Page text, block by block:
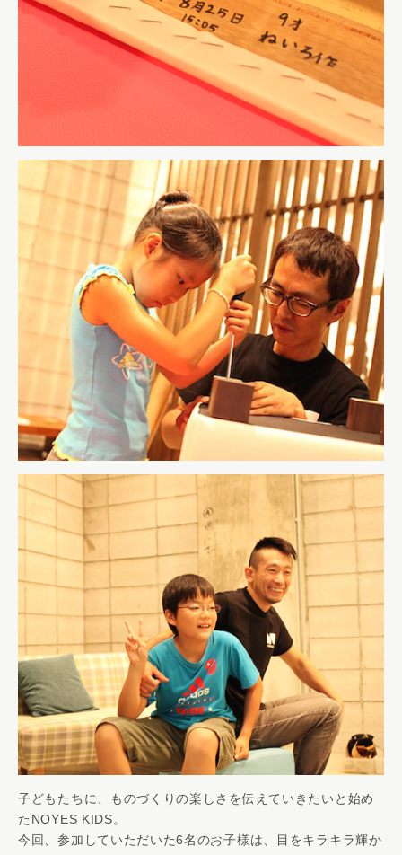
子どもたちに、ものづくりの楽しさを伝えていきたいと始め
たNOYES KIDS。
今回、参加していただいた6名のお子様は、目をキラキラ輝か